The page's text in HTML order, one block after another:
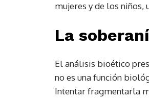
mujeres y de los niños,
La
El análisis bioético
no es una función
Intentar fragmentarla